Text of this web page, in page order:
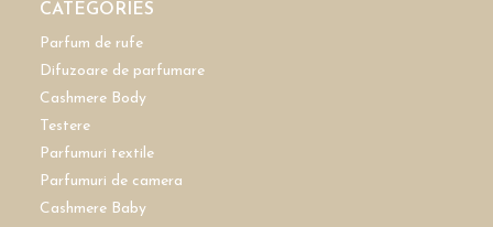
CATEGORIES
Parfum de rufe
Difuzoare de parfumare
Cashmere Body
Testere
Parfumuri textile
Parfumuri de camera
Cashmere Baby